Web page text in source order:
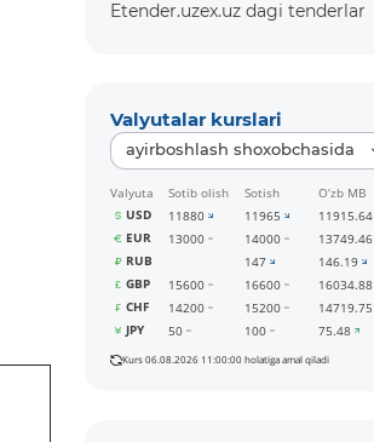
Etender.uzex.uz dagi tenderlar
Valyutalar kurslari
ayirboshlash shoxobchasida
Valyuta Sotib olish Sotish
O‘zb MB
USD
11880 11965
11915.64
EUR
13000 14000
13749.46
RUB
147
146.19
GBP
15600 16600
16034.88
CHF
14200 15200
14719.75
JPY
50 100 75.48
Kurs 06.08.2026 11:00:00 holatiga amal qiladi